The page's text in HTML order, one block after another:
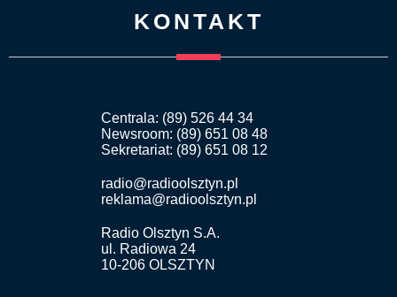
KONTAKT
Centrala: (89) 526 44 34
Newsroom: (89) 651 08 48
Sekretariat: (89) 651 08 12
radio@radioolsztyn.pl
reklama@radioolsztyn.pl
Radio Olsztyn S.A.
ul. Radiowa 24
10-206 OLSZTYN